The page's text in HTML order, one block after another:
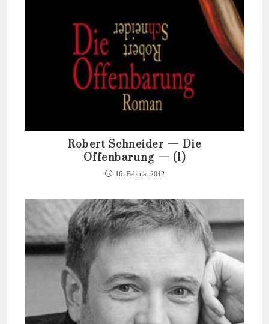
Robert Schneider — Die
Offenbarung — (1)
16. Februar 2012